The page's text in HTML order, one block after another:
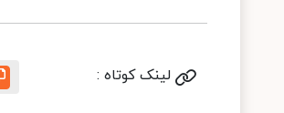
لینک کوتاه :